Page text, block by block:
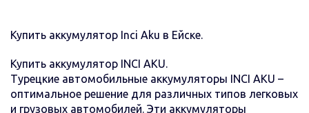
Купить аккумулятор Inci Aku в Ейске.
Купить аккумулятор INCI AKU.
Турецкие автомобильные аккумуляторы INCI AKU –
оптимальное решение для различных типов легковых
и грузовых автомобилей. Эти аккумуляторы